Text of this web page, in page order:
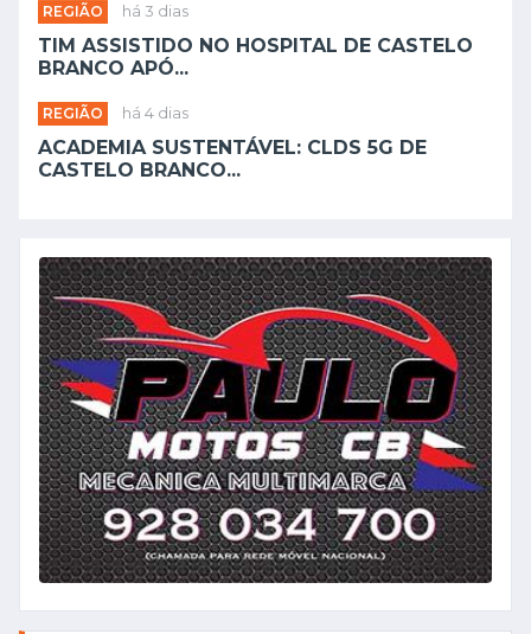
REGIÃO há 3 dias
TIM ASSISTIDO NO HOSPITAL DE CASTELO
BRANCO APÓ...
REGIÃO há 4 dias
ACADEMIA SUSTENTÁVEL: CLDS 5G DE
CASTELO BRANCO...